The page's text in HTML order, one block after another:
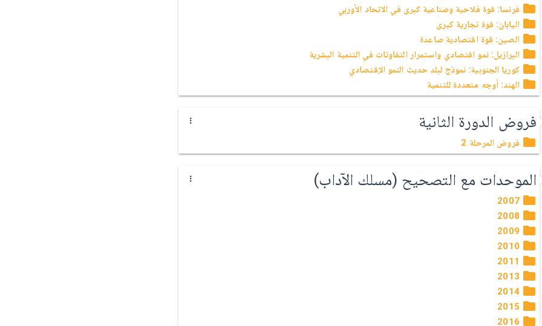
فرنسا: قوة فلاحية وصناعية كبرى في الاتحاد الأوربي
اليابان: قوة تجارية كبرى
الصين: قوة اقتصادية صاعدة
البرازيل: نمو اقتصادي واستمرار التفاوتات في التنمية البشرية
كوريا الجنوبية: نموذج لبلد حديث النمو الإقتصادي
الهند: أوجه متعددة للتنمية
فروض الدورة الثانية
فروض المرحلة 2
الموحدات مع التصحيح (مسلك الآداب)
2007
2008
2009
2010
2011
2013
2014
2015
2016